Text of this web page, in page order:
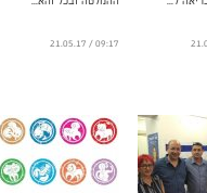
09:17 / 21.05.17